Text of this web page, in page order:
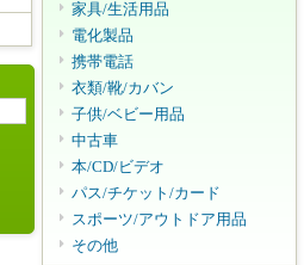
家具/生活用品
電化製品
携帯電話
衣類/靴/カバン
子供/ベビー用品
中古車
本/CD/ビデオ
パス/チケット/カード
スポーツ/アウトドア用品
その他